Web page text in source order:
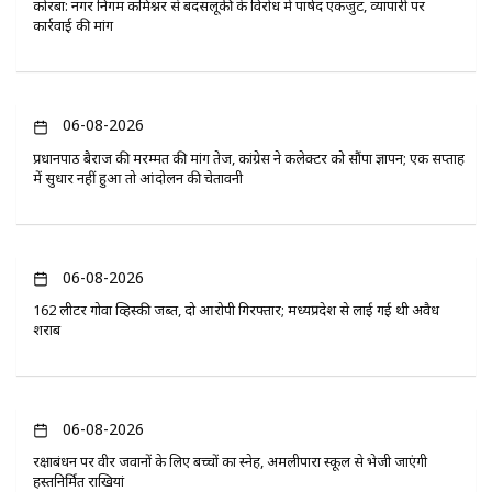
कोरबा: नगर निगम कमिश्नर से बदसलूकी के विरोध में पार्षद एकजुट, व्यापारी पर
कार्रवाई की मांग
06-08-2026
प्रधानपाठ बैराज की मरम्मत की मांग तेज, कांग्रेस ने कलेक्टर को सौंपा ज्ञापन; एक सप्ताह
में सुधार नहीं हुआ तो आंदोलन की चेतावनी
06-08-2026
162 लीटर गोवा व्हिस्की जब्त, दो आरोपी गिरफ्तार; मध्यप्रदेश से लाई गई थी अवैध
शराब
06-08-2026
रक्षाबंधन पर वीर जवानों के लिए बच्चों का स्नेह, अमलीपारा स्कूल से भेजी जाएंगी
हस्तनिर्मित राखियां